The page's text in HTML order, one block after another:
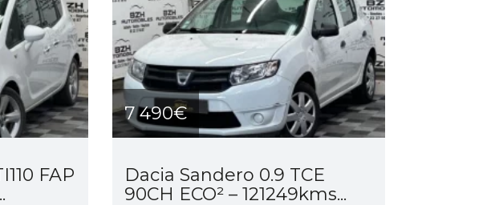
FAP
7 490€
Dacia Sandero 0.9 TCE
90CH ECO² – 121249kms...